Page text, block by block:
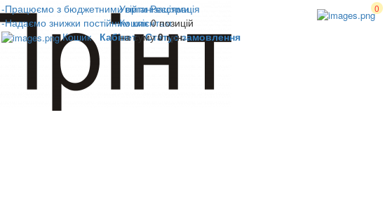
0
-Працюємо з бюджетними організаціями
-Надаємо знижки постійним клієнтам
Кошик
Кабінет Статус замовлення
Увійти Реєстрація
Кошик0 позицій
на суму0 грн.